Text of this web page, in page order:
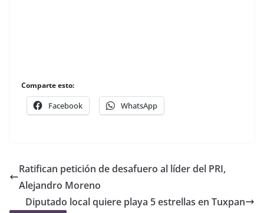
Comparte esto:
Facebook WhatsApp
Ratifican petición de desafuero al líder del PRI,
Alejandro Moreno
Diputado local quiere playa 5 estrellas en Tuxpan